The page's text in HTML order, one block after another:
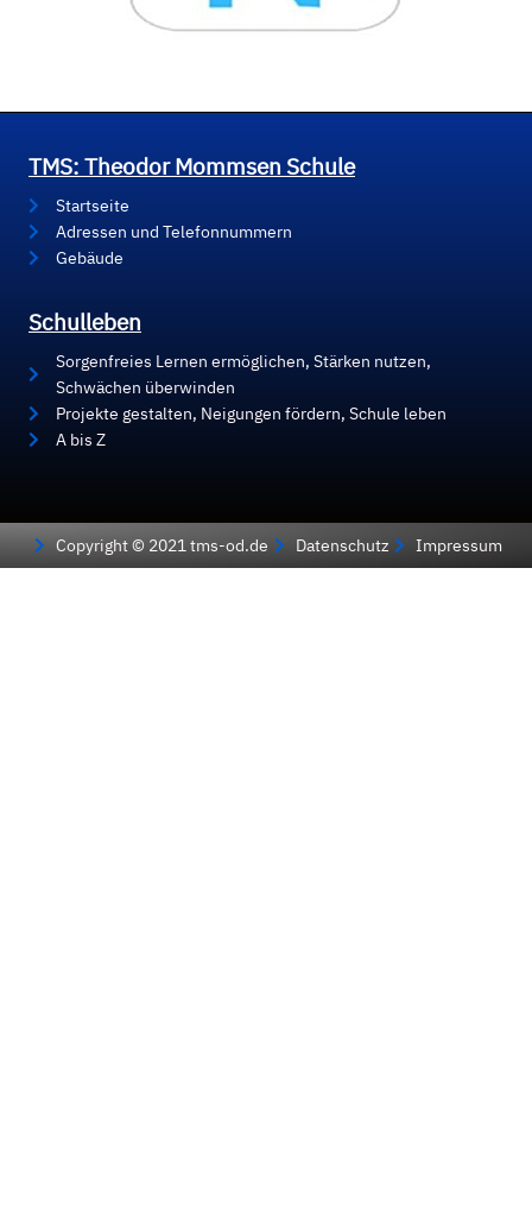
TMS: Theodor Mommsen Schule
Startseite
Adressen und Telefonnummern
Gebäude
Schulleben
Sorgenfreies Lernen ermöglichen, Stärken nutzen,
Schwächen überwinden
Projekte gestalten, Neigungen fördern, Schule leben
A bis Z
Copyright © 2021 tms-od.de Datenschutz Impressum